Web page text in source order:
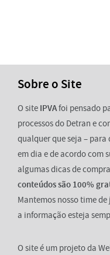
Sobre o Site
O site IPVAfoi pensado
processos do Detran e
qualquer que seja – para
em dia e de acordo com
algumas dicas de
conteúdos são 100%
Mantemos nosso time
a informação esteja
O site é um projeto da